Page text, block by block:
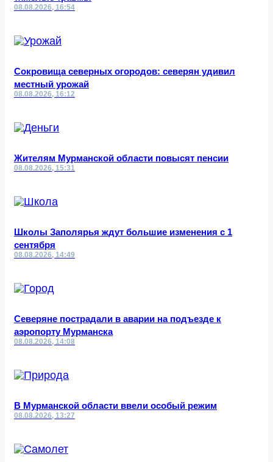
08.08.2026, 16:54
Сокровища северных огородов: северян удивил
местный урожай
08.08.2026, 16:12
Жителям Мурманской области повысят пенсии
08.08.2026, 15:31
Школы Заполярья ждут большие изменения с 1
сентября
08.08.2026, 14:49
Северяне пострадали в аварии на подъезде к
аэропорту Мурманска
08.08.2026, 14:08
В Мурманской области ввели особый режим
08.08.2026, 13:27